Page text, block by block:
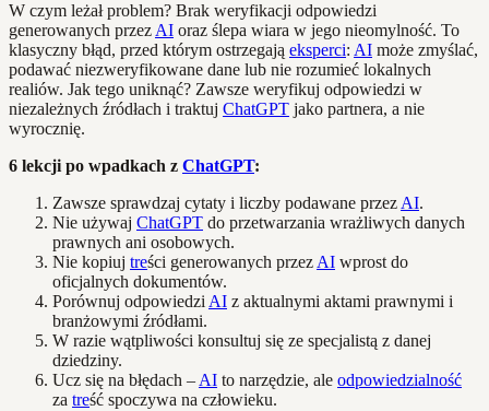
W czym leżał problem? Brak weryfikacji odpowiedzi
generowanych przez AI oraz ślepa wiara w jego nieomylność. To
klasyczny błąd, przed którym ostrzegają eksperci: AI może zmyślać,
podawać niezweryfikowane dane lub nie rozumieć lokalnych
realiów. Jak tego uniknąć? Zawsze weryfikuj odpowiedzi w
niezależnych źródłach i traktuj ChatGPT jako partnera, a nie
wyrocznię.
6 lekcji po wpadkach z ChatGPT:
Zawsze sprawdzaj cytaty i liczby podawane przez AI.
Nie używaj ChatGPT do przetwarzania wrażliwych danych
prawnych ani osobowych.
Nie kopiuj treści generowanych przez AI wprost do
oficjalnych dokumentów.
Porównuj odpowiedzi AI z aktualnymi aktami prawnymi i
branżowymi źródłami.
W razie wątpliwości konsultuj się ze specjalistą z danej
dziedziny.
Ucz się na błędach – AI to narzędzie, ale odpowiedzialność
za treść spoczywa na człowieku.